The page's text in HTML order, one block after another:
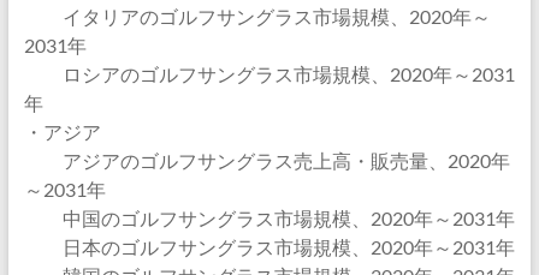
イタリアのゴルフサングラス市場規模、2020年～
2031年
ロシアのゴルフサングラス市場規模、2020年～2031
年
・アジア
アジアのゴルフサングラス売上高・販売量、2020年
～2031年
中国のゴルフサングラス市場規模、2020年～2031年
日本のゴルフサングラス市場規模、2020年～2031年